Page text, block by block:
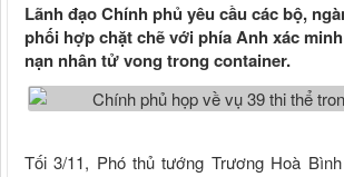
Lãnh đạo Chính phủ yêu cầu các bộ,
phối hợp chặt chẽ với phía Anh xác
nạn nhân tử vong trong container.
Tối 3/11, Phó thủ tướng Trương Hoà